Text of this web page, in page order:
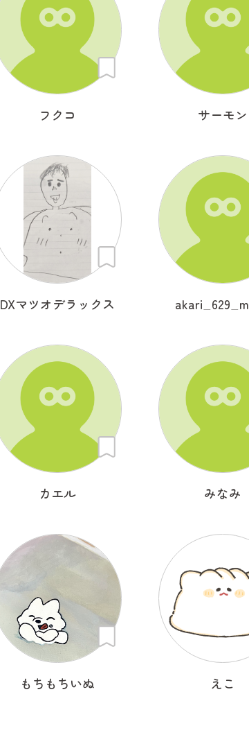
フクコ サーモン
DXマツオデラックス
カエル みなみ
もちもちいぬ えこ